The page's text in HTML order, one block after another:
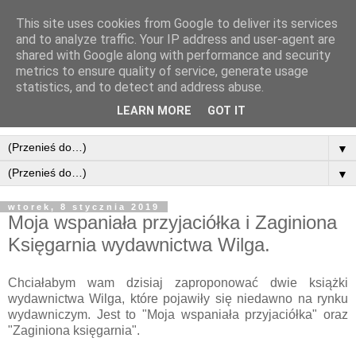
▼
▼
wtorek, 8 stycznia 2019
Moja wspaniała przyjaciółka i Zaginiona
Księgarnia wydawnictwa Wilga.
Chciałabym wam dzisiaj zaproponować dwie książki
wydawnictwa Wilga, które pojawiły się niedawno na rynku
wydawniczym. Jest to "Moja wspaniała przyjaciółka" oraz
"Zaginiona księgarnia".
This site uses cookies from Google to deliver its services
and to analyze traffic. Your IP address and user-agent are
shared with Google along with performance and security
metrics to ensure quality of service, generate usage
statistics, and to detect and address abuse.
LEARN MORE GOT IT